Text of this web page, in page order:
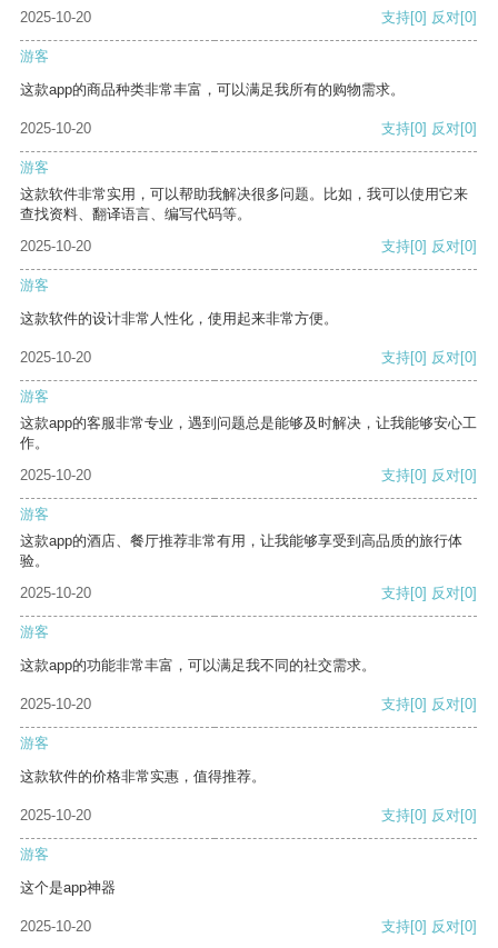
2025-10-20 支持[0] 反对[0]
游客
这款app的商品种类非常丰富，可以满足我所有的购物需求。
2025-10-20 支持[0] 反对[0]
游客
这款软件非常实用，可以帮助我解决很多问题。比如，我可以使用它来
查找资料、翻译语言、编写代码等。
2025-10-20
支持[0] 反对[0]
游客
这款软件的设计非常人性化，使用起来非常方便。
2025-10-20 支持[0] 反对[0]
游客
这款app的客服非常专业，遇到问题总是能够及时解决，让我能够安心工
作。
2025-10-20
支持[0] 反对[0]
游客
这款app的酒店、餐厅推荐非常有用，让我能够享受到高品质的旅行体
验。
2025-10-20
支持[0] 反对[0]
游客
这款app的功能非常丰富，可以满足我不同的社交需求。
2025-10-20 支持[0] 反对[0]
游客
这款软件的价格非常实惠，值得推荐。
2025-10-20 支持[0] 反对[0]
游客
这个是app神器
2025-10-20 支持[0] 反对[0]